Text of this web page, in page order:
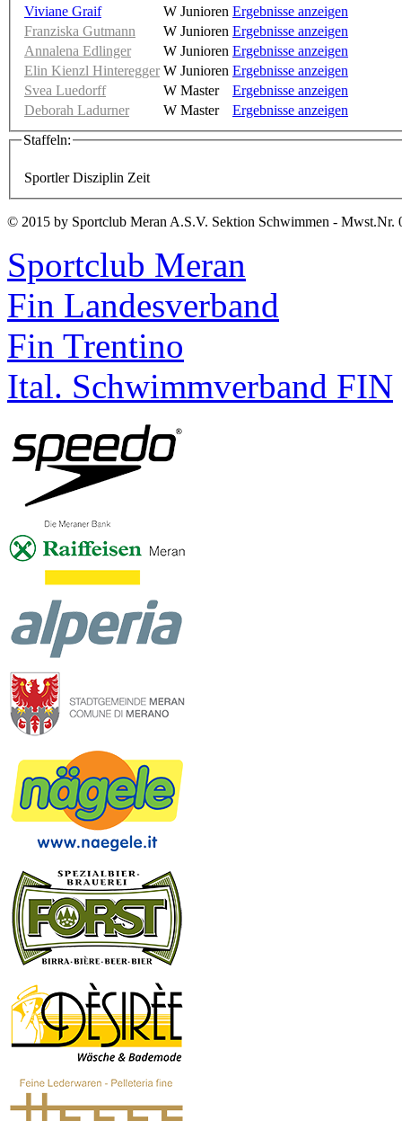
Viviane Graif
W Junioren Ergebnisse anzeigen
Franziska Gutmann
W Junioren Ergebnisse anzeigen
Annalena Edlinger
W Junioren Ergebnisse anzeigen
Elin Kienzl Hinteregger W Junioren Ergebnisse anzeigen
Svea Luedorff
W Master
Ergebnisse anzeigen
Deborah Ladurner
W Master
Ergebnisse anzeigen
Staffeln:
Sportler Disziplin Zeit
© 2015 by Sportclub Meran A.S.V. Sektion Schwimmen - Mwst.Nr.
Sportclub Meran
Fin Landesverband
Fin Trentino
Ital. Schwimmverband FIN